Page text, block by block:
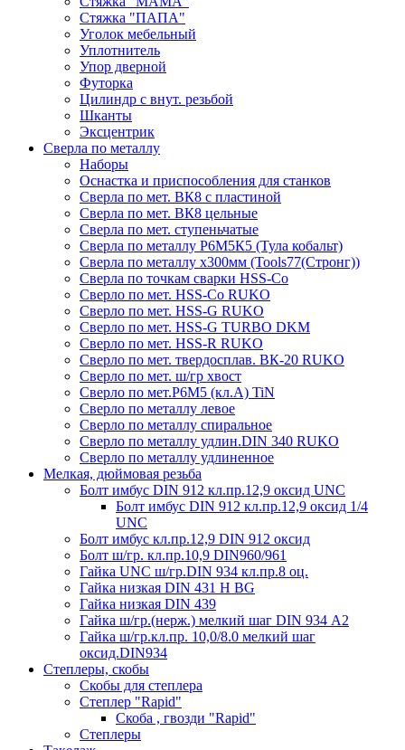
Стяжка "ПАПА"
Уголок мебельный
Уплотнитель
Упор дверной
Футорка
Цилиндр с внут. резьбой
Шканты
Эксцентрик
Сверла по металлу
Наборы
Оснастка и приспособления для станков
Сверла по мет. ВК8 с пластиной
Сверла по мет. ВК8 цельные
Сверла по мет. ступеньчатые
Сверла по металлу Р6М5К5 (Тула кобальт)
Сверла по металлу х300мм (Tools77(Стронг))
Сверла по точкам сварки HSS-Co
Сверло по мет. HSS-Co RUKO
Сверло по мет. HSS-G RUKO
Сверло по мет. HSS-G TURBO DKM
Сверло по мет. HSS-R RUKO
Сверло по мет. твердосплав. ВК-20 RUKO
Сверло по мет. ш/гр хвост
Сверло по мет.Р6М5 (кл.А) TiN
Сверло по металлу левое
Сверло по металлу спиральное
Сверло по металлу удлин.DIN 340 RUKO
Сверло по металлу удлиненное
Мелкая, дюймовая резьба
Болт имбус DIN 912 кл.пр.12,9 оксид UNC
Болт имбус DIN 912 кл.пр.12,9 оксид 1/4
UNC
Болт имбус кл.пр.12,9 DIN 912 оксид
Болт ш/гр. кл.пр.10,9 DIN960/961
Гайка UNC ш/гр.DIN 934 кл.пр.8 оц.
Гайка низкая DIN 431 H BG
Гайка низкая DIN 439
Гайка ш/гр.(нерж.) мелкий шаг DIN 934 А2
Гайка ш/гр.кл.пр. 10,0/8.0 мелкий шаг
оксид.DIN934
Степлеры, скобы
Скобы для степлера
Степлер "Rapid"
Скоба , гвозди "Rapid"
Степлеры